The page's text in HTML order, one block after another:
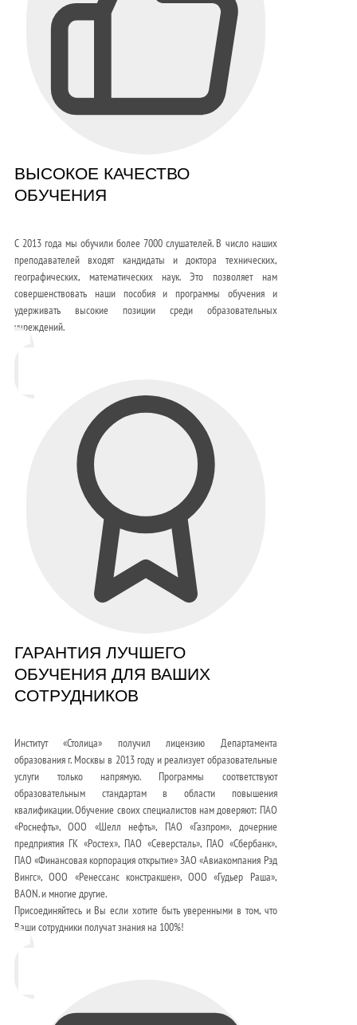
ВЫСОКОЕ КАЧЕСТВО
ОБУЧЕНИЯ
С 2013 года мы обучили более 7000 слушателей. В число наших
преподавателей входят кандидаты и доктора технических,
географических, математических наук. Это позволяет нам
совершенствовать наши пособия и программы обучения и
удерживать высокие позиции среди образовательных
учреждений.
ГАРАНТИЯ ЛУЧШЕГО
ОБУЧЕНИЯ ДЛЯ ВАШИХ
СОТРУДНИКОВ
Институт «Столица» получил лицензию Департамента
образования г. Москвы в 2013 году и реализует образовательные
услуги только напрямую. Программы соответствуют
образовательным стандартам в области повышения
квалификации. Обучение своих специалистов нам доверяют: ПАО
«Роснефть», ООО «Шелл нефть», ПАО «Газпром», дочерние
предприятия ГК «Ростех», ПАО «Северсталь», ПАО «Сбербанк»,
ПАО «Финансовая корпорация открытие» ЗАО «Авиакомпания Рэд
Вингс», ООО «Ренессанс констракшен», ООО «Гудьер Раша»,
BAON. и многие другие.
Присоединяйтесь и Вы если хотите быть уверенными в том, что
Ваши сотрудники получат знания на 100%!